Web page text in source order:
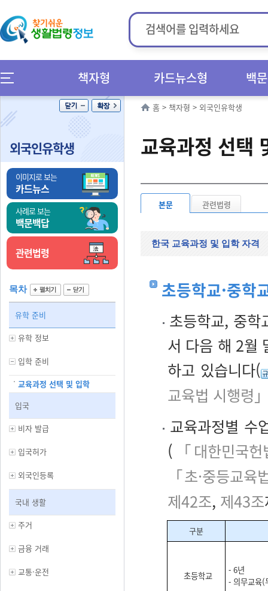
책자형 카드뉴스형 백
외국인유학생
이미지로 보는
카드뉴스
사례로 보는
백문백답
관련법령
목차
유학 준비
유학 정보
입학 준비
교육과정 선택 및 입학
입국
비자 발급
입국허가
외국인등록
국내 생활
주거
금융 거래
교통·운전
홈 > 책자형 > 외국인유학생
교육과정 선택
본문 관련법령
한국 교육과정 및 입학 자격
초등학교·중학
초등학교, 중
서 다음 해 2월
하고 있습니다(
교육법 시행령
교육과정별 수
( 「대한민국
「초·중등교
제42조, 제43조
구분
초등학교
⁃ 6년
⁃ 의무교육(